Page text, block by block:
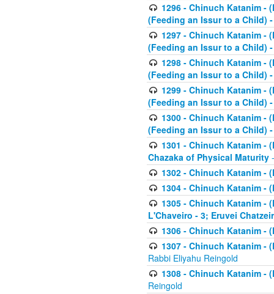
1296 - Chinuch Katanim -
(Feeding an Issur to a Child)
1297 - Chinuch Katanim -
(Feeding an Issur to a Child)
1298 - Chinuch Katanim -
(Feeding an Issur to a Child)
1299 - Chinuch Katanim -
(Feeding an Issur to a Child)
1300 - Chinuch Katanim -
(Feeding an Issur to a Child)
1301 - Chinuch Katanim -
Chazaka of Physical Maturity
1302 - Chinuch Katanim -
1304 - Chinuch Katanim -
1305 - Chinuch Katanim -
L'Chaveiro - 3; Eruvei
1306 - Chinuch Katanim -
1307 - Chinuch Katanim -
Rabbi Eliyahu Reingold
1308 - Chinuch Katanim -
Reingold